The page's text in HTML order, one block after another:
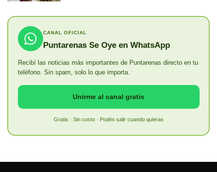
CANAL OFICIAL
Puntarenas Se Oye en WhatsApp
Recibí las noticias más importantes de Puntarenas directo en tu
teléfono. Sin spam, solo lo que importa.
Unirme al canal gratis
Gratis · Sin costo · Podés salir cuando quieras